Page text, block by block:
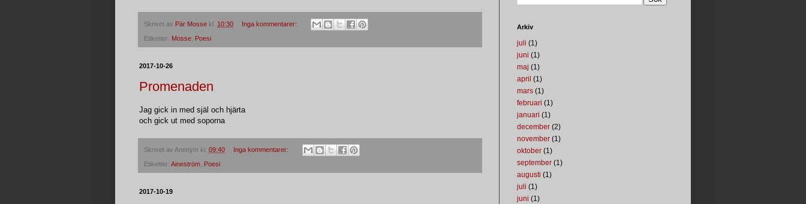
Skrivet av Pär Mosse kl. 10:30 Inga kommentarer:
Etiketter: Mosse Poesi
2017-10-26
Promenaden
Jag gick in med själ och hjärta
och gick ut med soporna
Skrivet av Anonym kl. 09:40 Inga kommentarer:
Etiketter: Aineström Poesi
2017-10-19
Arkiv
juli (1)
juni (1)
maj (1)
april (1)
mars (1)
februari (1)
januari (1)
december (2)
november (1)
oktober (1)
september (1)
augusti (1)
juli (1)
juni (1)